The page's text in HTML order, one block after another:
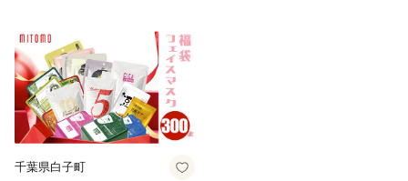
千葉県白子町